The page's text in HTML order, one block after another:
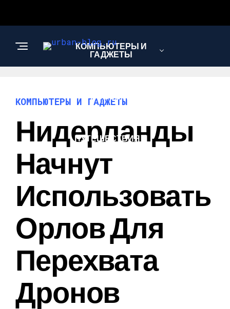
КОМПЬЮТЕРЫ И
ГАДЖЕТЫ
НОВОСТИ
ПУТЕШЕСТВИЯ И
КОМПЬЮТЕРЫ И ГАДЖЕТЫ
Нидерланды
Начнут
Использовать
Орлов Для
Перехвата
Дронов